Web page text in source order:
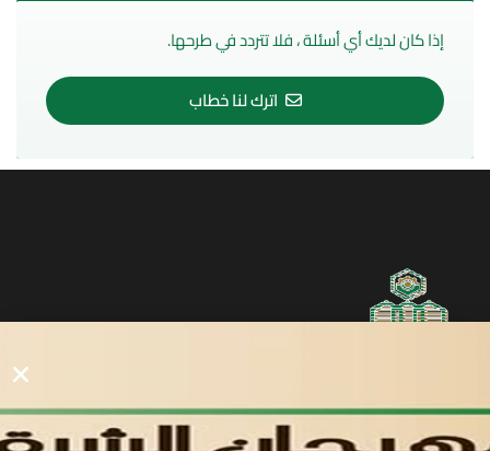
إذا كان لديك أي أسئلة ، فلا تتردد في طرحها.
اترك لنا خطاب
الأول
في مدينة العاشر من رمضان القوائم